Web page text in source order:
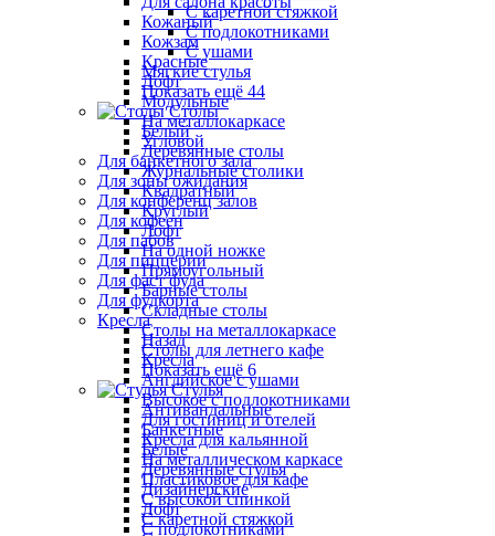
С каретной стяжкой
С подлокотниками
С ушами
Мягкие стулья
Показать ещё 44
Столы
Белый
Деревянные столы
Журнальные столики
Квадратный
Круглый
Лофт
На одной ножке
Прямоугольный
Барные столы
Складные столы
Столы на металлокаркасе
Столы для летнего кафе
Показать ещё 6
Стулья
Антивандальные
Банкетные
Белые
Деревянные стулья
Дизайнерские
Лофт
С подлокотниками
Кожаный
Кожзам
Красные
Лофт
Модульные
На металлокаркасе
Угловой
Для банкетного зала
Для зоны ожидания
Для конференц залов
Для кофеен
Для пабов
Для пиццерии
Для фаст фуда
Для фудкорта
Кресла
Назад
Кресла
Английское с ушами
Высокое с подлокотниками
Для гостиниц и отелей
Кресла для кальянной
На металлическом каркасе
Пластиковое для кафе
С высокой спинкой
С каретной стяжкой